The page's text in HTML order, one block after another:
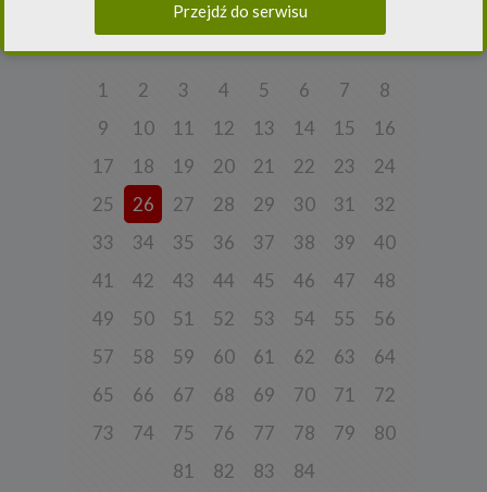
Poprzednia strona
1 2 3 4 5 6 7
8
9
10 11 12 13 14 15
16
17
18 19 20 21 22 23
24
25
26 27 28 29 30 31
32
33
34 35 36 37 38 39
40
41
42 43 44 45 46 47
48
49
50 51 52 53 54 55
56
57
58 59 60 61 62 63
64
65
66 67 68 69 70 71
72
73
74 75 76 77 78 79
80
81
82 83 84
10 maja 2018 roku o ochronie danych osobowych („
których administratorem jest Cleaner Energy spółka z ograniczoną
Dąbrowieckiej 6A lok. 6, 03-932 Warszawa, wpisana do rejestru
przez Sąd Rejonowy dla m. st. Warszawy w Warszawie, XIII
Wydział Gospodarczy Krajowego Rejestru Sądowego za numerem
KRS 0000770248, REGON 382497533, NIP 1132992861
”).
Spółka, jako administrator danych osobowych, decyduje o celach i
W sprawach ochrony swoich danych osobowych możesz
3. Zakres przetwarzanych danych
Spółka przetwarza dane, które użytkownicy podają lub
Przejdź do serwisu